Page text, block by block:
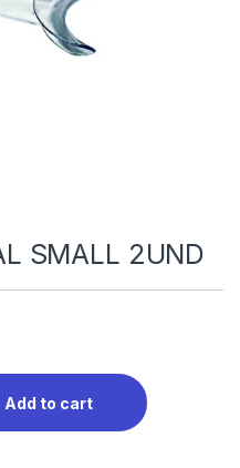
SMALL 2UND
Add to cart